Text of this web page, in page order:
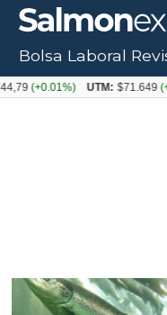
Bolsa Laboral
UTM: $71.649